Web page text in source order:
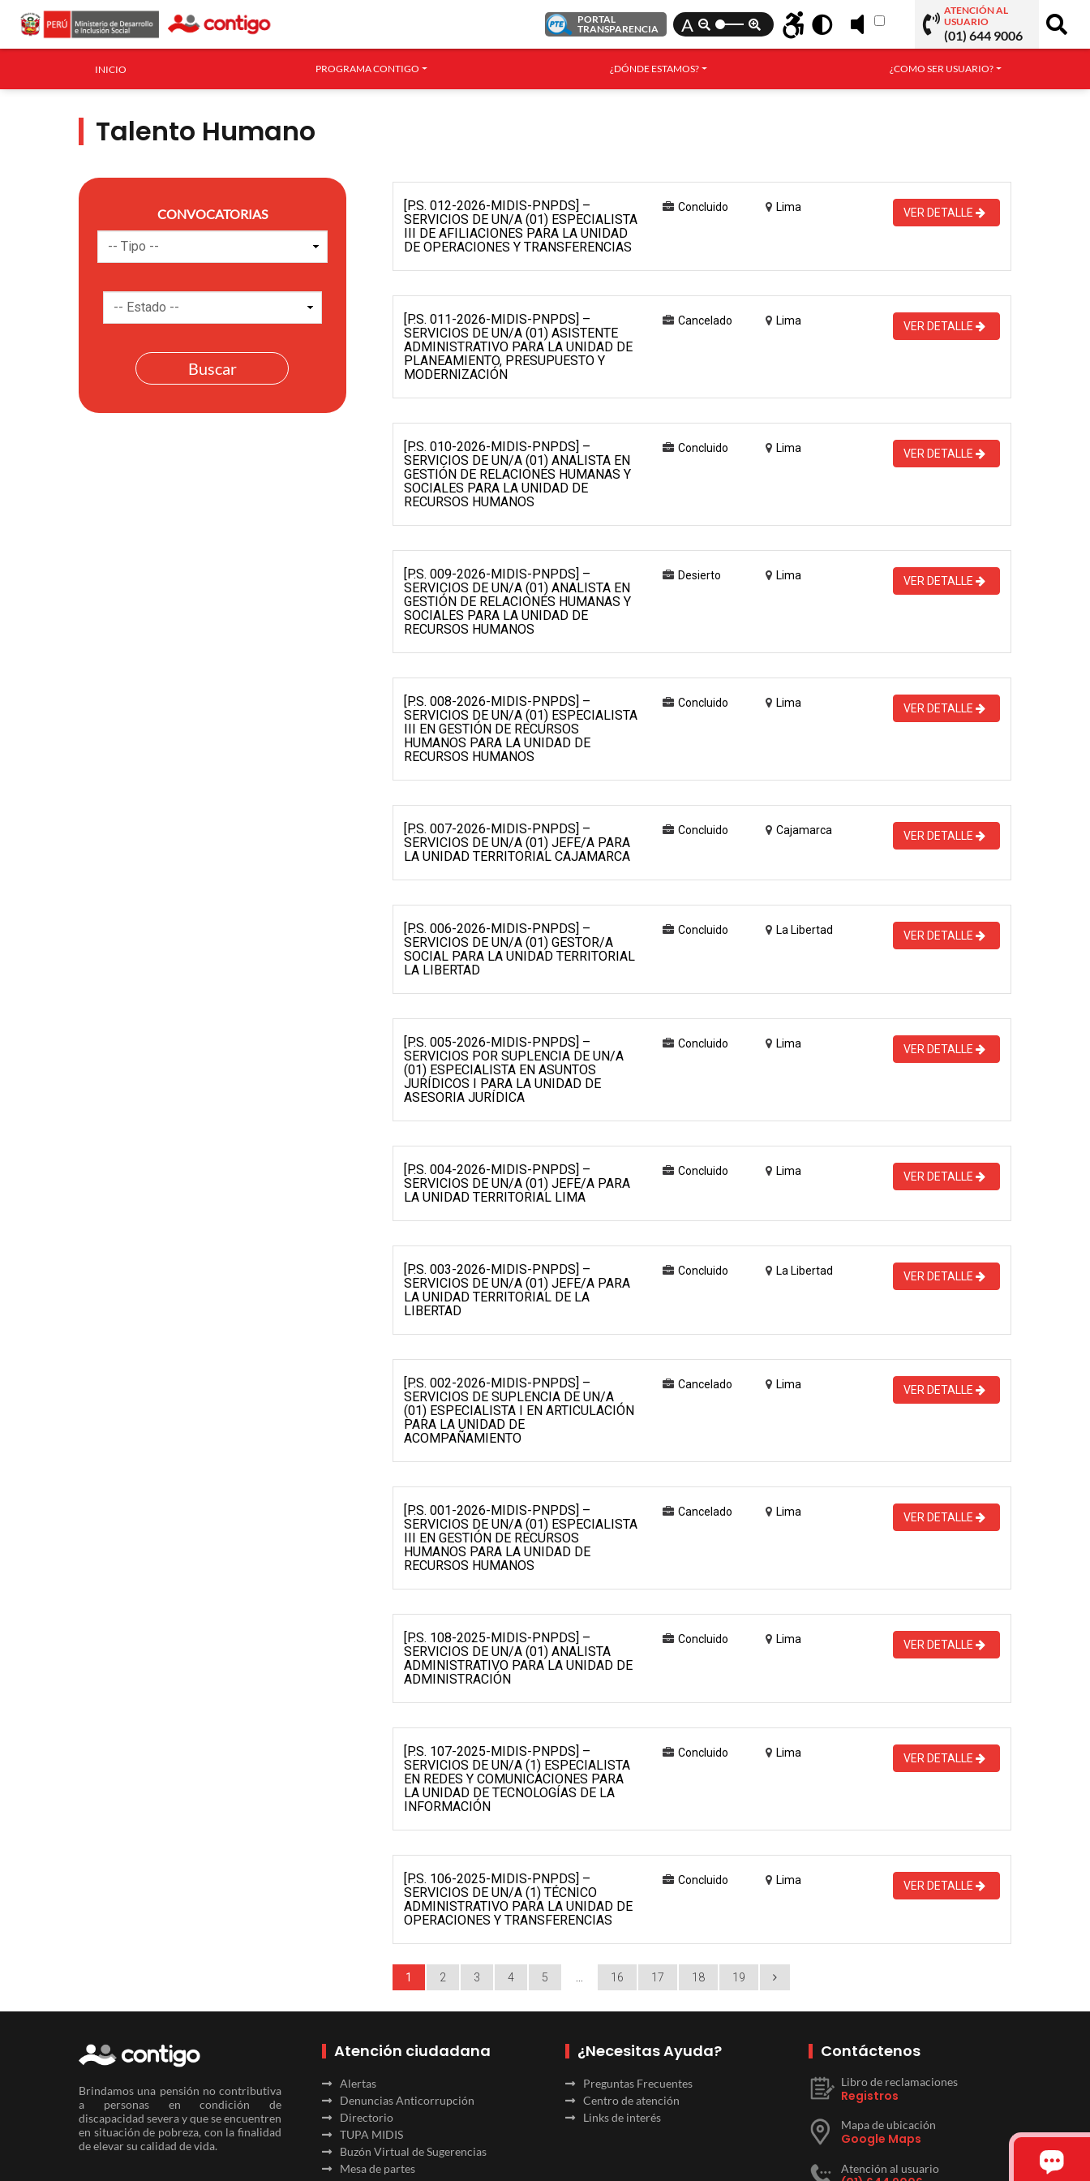
PORTAL
TRANSPARENCIA
A
ATENCIÓN AL
USUARIO
(01) 644 9006
INICIO PROGRAMA CONTIGO ¿DÓNDE ESTAMOS? ¿COMO SER USUARIO?
Talento Humano
CONVOCATORIAS
[P.S. 012-2026-MIDIS-PNPDS] –
SERVICIOS DE UN/A (01) ESPECIALISTA
III DE AFILIACIONES PARA LA UNIDAD
DE OPERACIONES Y TRANSFERENCIAS
Concluido Lima VER DETALLE
[P.S. 011-2026-MIDIS-PNPDS] –
SERVICIOS DE UN/A (01) ASISTENTE
ADMINISTRATIVO PARA LA UNIDAD DE
PLANEAMIENTO, PRESUPUESTO Y
MODERNIZACIÓN
Cancelado Lima VER DETALLE
[P.S. 010-2026-MIDIS-PNPDS] –
SERVICIOS DE UN/A (01) ANALISTA EN
GESTIÓN DE RELACIONES HUMANAS Y
SOCIALES PARA LA UNIDAD DE
RECURSOS HUMANOS
Concluido Lima VER DETALLE
[P.S. 009-2026-MIDIS-PNPDS] –
SERVICIOS DE UN/A (01) ANALISTA EN
GESTIÓN DE RELACIONES HUMANAS Y
SOCIALES PARA LA UNIDAD DE
RECURSOS HUMANOS
Desierto Lima VER DETALLE
[P.S. 008-2026-MIDIS-PNPDS] –
SERVICIOS DE UN/A (01) ESPECIALISTA
III EN GESTIÓN DE RECURSOS
HUMANOS PARA LA UNIDAD DE
RECURSOS HUMANOS
Concluido Lima VER DETALLE
[P.S. 007-2026-MIDIS-PNPDS] –
SERVICIOS DE UN/A (01) JEFE/A PARA
LA UNIDAD TERRITORIAL CAJAMARCA
Concluido Cajamarca VER DETALLE
[P.S. 006-2026-MIDIS-PNPDS] –
SERVICIOS DE UN/A (01) GESTOR/A
SOCIAL PARA LA UNIDAD TERRITORIAL
LA LIBERTAD
Concluido La Libertad VER DETALLE
[P.S. 005-2026-MIDIS-PNPDS] –
SERVICIOS POR SUPLENCIA DE UN/A
(01) ESPECIALISTA EN ASUNTOS
JURÍDICOS I PARA LA UNIDAD DE
ASESORIA JURÍDICA
Concluido Lima VER DETALLE
[P.S. 004-2026-MIDIS-PNPDS] –
SERVICIOS DE UN/A (01) JEFE/A PARA
LA UNIDAD TERRITORIAL LIMA
Concluido Lima VER DETALLE
[P.S. 003-2026-MIDIS-PNPDS] –
SERVICIOS DE UN/A (01) JEFE/A PARA
LA UNIDAD TERRITORIAL DE LA
LIBERTAD
Concluido La Libertad VER DETALLE
[P.S. 002-2026-MIDIS-PNPDS] –
SERVICIOS DE SUPLENCIA DE UN/A
(01) ESPECIALISTA I EN ARTICULACIÓN
PARA LA UNIDAD DE
ACOMPAÑAMIENTO
Cancelado Lima VER DETALLE
[P.S. 001-2026-MIDIS-PNPDS] –
SERVICIOS DE UN/A (01) ESPECIALISTA
III EN GESTIÓN DE RECURSOS
HUMANOS PARA LA UNIDAD DE
RECURSOS HUMANOS
Cancelado Lima VER DETALLE
[P.S. 108-2025-MIDIS-PNPDS] –
SERVICIOS DE UN/A (01) ANALISTA
ADMINISTRATIVO PARA LA UNIDAD DE
ADMINISTRACIÓN
Concluido Lima VER DETALLE
[P.S. 107-2025-MIDIS-PNPDS] –
SERVICIOS DE UN/A (1) ESPECIALISTA
EN REDES Y COMUNICACIONES PARA
LA UNIDAD DE TECNOLOGÍAS DE LA
INFORMACIÓN
Concluido Lima VER DETALLE
[P.S. 106-2025-MIDIS-PNPDS] –
SERVICIOS DE UN/A (1) TÉCNICO
ADMINISTRATIVO PARA LA UNIDAD DE
OPERACIONES Y TRANSFERENCIAS
Concluido Lima VER DETALLE
1 2 3 4 5 16 17 18 19
Brindamos una pensión no contributiva
a personas en condición de
discapacidad severa y que se encuentren
en situación de pobreza, con la finalidad
de elevar su calidad de vida.
Atención ciudadana
Alertas
Denuncias Anticorrupción
Directorio
TUPA MIDIS
Buzón Virtual de Sugerencias
Mesa de partes
¿Necesitas Ayuda?
Preguntas Frecuentes
Centro de atención
Links de interés
Contáctenos
Libro de reclamaciones
Registros
Mapa de ubicación
Google Maps
Atención al usuario